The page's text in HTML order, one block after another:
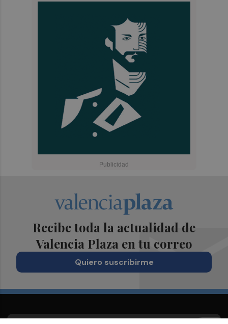
Recibe toda la actualidad de
Valencia Plaza en tu correo
Quiero suscribirme